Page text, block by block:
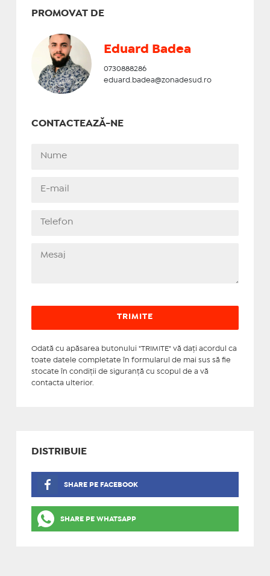
PROMOVAT DE
Eduard Badea
0730888286
eduard.badea@zonadesud.ro
CONTACTEAZĂ-NE
Odată cu apăsarea butonului "TRIMITE" vă daţi acordul ca
toate datele completate în formularul de mai sus să fie
stocate în condiţii de siguranţă cu scopul de a vă
contacta ulterior.
DISTRIBUIE
SHARE PE FACEBOOK
SHARE PE WHATSAPP